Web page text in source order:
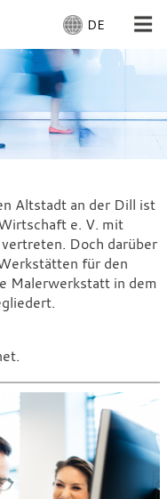
S
p
r
a
c
h
s
w
ä
h
l
DE
Altstadt an der Dill ist
e. V. mit
Doch darüber
für den
Malerwerkstatt in dem